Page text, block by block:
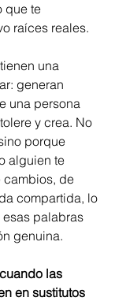
que te
raíces reales.
una
generan
una persona
y crea. No
porque
alguien te
cambios, de
compartida, lo
esas palabras
genuina.
las
en sustitutos